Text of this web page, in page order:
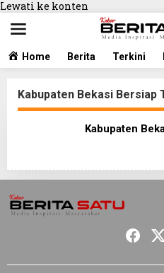
Lewati ke konten
Home Berita Terkini
Kabupaten Bekasi Bersiap
Kabupaten